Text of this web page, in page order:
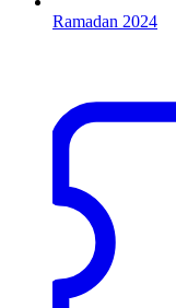
Ramadan 2024